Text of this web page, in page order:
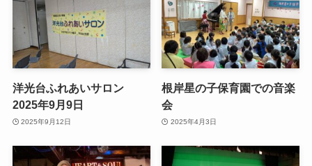
洋光台ふれあいサロン
2025年9月9日
2025年9月12日
根岸星の子保育園での音楽
会
2025年4月3日